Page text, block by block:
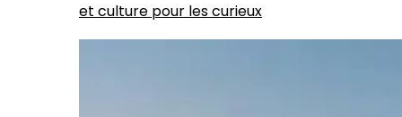
et culture pour les curieux